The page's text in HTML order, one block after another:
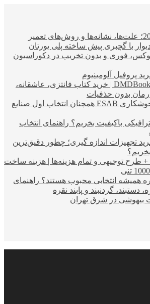
با گچبری پیش ساخته پلی یورتان
فوری و بدون تخریب در دکوراسیون
پروفیل آلومینیوم
فروشگاه کتاب DMDBook | خرید کتاب فانتزی، عاشقانه،
بدون حذفیات
چرا محصولات جوشکاری ESAB همچنان انتخاب اول صنایع
باکیفیت بخریم؟ راهنمای انتخاب
تجهیزات اندازه گیری؛ چطور دقیق‌ترین
بخریم؟
+ طرح توجیهی و تمام هزینه‌ها | هزینه ساخت
همیشه انتخابی محبوب هستند؟ راهنمای
دستبند، گردنبند و پابند نقره
بیهوشی در شرق تهران